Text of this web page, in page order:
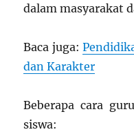
dalam masyarakat
Baca juga:
dan Karakter
Beberapa cara
siswa: